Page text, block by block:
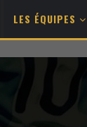
LES ÉQUIPES